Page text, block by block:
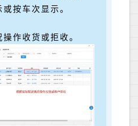
按车次显示。
作收货或拒收。